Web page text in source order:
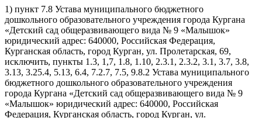
1) пункт 7.8 Устава муниципального бюджетного
дошкольного образовательного учреждения города Кургана
«Детский сад общеразвивающего вида № 9 «Малышок»
юридический адрес: 640000, Российская Федерация,
Курганская область, город Курган, ул. Пролетарская, 69,
исключить, пункты 1.3, 1,7, 1.8, 1.10, 2.3.1, 2.3.2, 3.1, 3.7, 3.8,
3.13, 3.25.4, 5.13, 6.4, 7.2.7, 7.5, 9.8.2 Устава муниципального
бюджетного дошкольного образовательного учреждения
города Кургана «Детский сад общеразвивающего вида № 9
«Малышок» юридический адрес: 640000, Российская
Федерация, Курганская область, город Курган, ул.